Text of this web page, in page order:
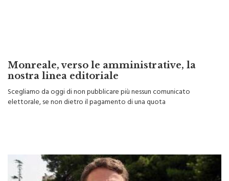
Monreale, verso le amministrative, la
nostra linea editoriale
Scegliamo da oggi di non pubblicare più nessun comunicato
elettorale, se non dietro il pagamento di una quota